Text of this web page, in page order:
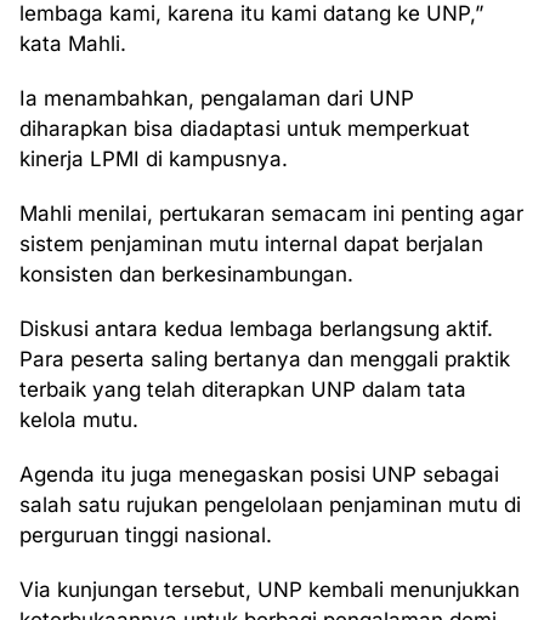
lembaga kami, karena itu kami datang ke UNP,”
kata Mahli.
Ia menambahkan, pengalaman dari UNP
diharapkan bisa diadaptasi untuk memperkuat
kinerja LPMI di kampusnya.
Mahli menilai, pertukaran semacam ini penting agar
sistem penjaminan mutu internal dapat berjalan
konsisten dan berkesinambungan.
Diskusi antara kedua lembaga berlangsung aktif.
Para peserta saling bertanya dan menggali praktik
terbaik yang telah diterapkan UNP dalam tata
kelola mutu.
Agenda itu juga menegaskan posisi UNP sebagai
salah satu rujukan pengelolaan penjaminan mutu di
perguruan tinggi nasional.
Via kunjungan tersebut, UNP kembali menunjukkan